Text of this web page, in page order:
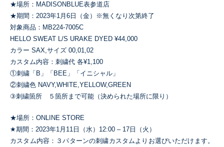
★場所：MADISONBLUE表参道店
★期間：2023年1月6日（金）※無くなり次第終了
対象商品：MB224-7005C
HELLO SWEAT L/S URAKE DYED ¥44,000
カラー SAX,サイズ 00,01,02
カスタム内容：刺繍代 各¥1,100
①刺繍「B」「BEE」「イニシャル」
②刺繍色 NAVY,WHITE,YELLOW,GREEN
③刺繍箇所 ５箇所まで可能（決められた場所に限り）
★場所：ONLINE STORE
★期間：2023年1月11日（水）12:00 – 17日（火）
カスタム内容：３パターンの刺繍カスタムよりお選びいただけます。